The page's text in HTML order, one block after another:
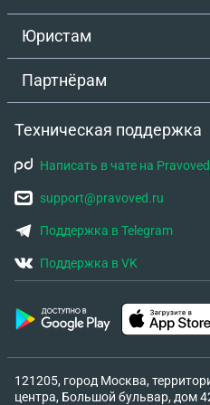
Юристам
Партнёрам
Техническая поддержка
Написать в чате на
support@pravoved.ru
Поддержка в Telegram
Поддержка в VK
121205, город Москва,
центра, Большой бульвар, дом